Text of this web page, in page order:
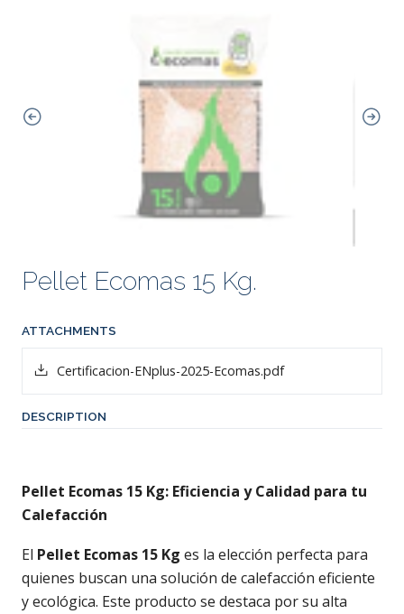
Pellet Ecomas 15 Kg.
ATTACHMENTS
Certificacion-ENplus-2025-Ecomas.pdf
DESCRIPTION
Pellet Ecomas 15 Kg: Eficiencia y Calidad para tu
Calefacción
El Pellet Ecomas 15 Kg es la elección perfecta para
quienes buscan una solución de calefacción eficiente
y ecológica. Este producto se destaca por su alta